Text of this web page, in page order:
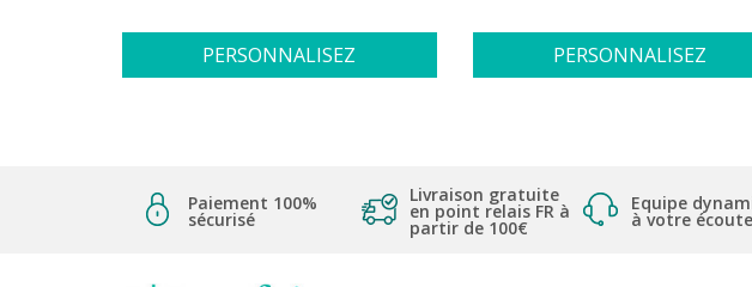
PERSONNALISEZ PERSONNALISEZ
Paiement 100%
sécurisé
Livraison gratuite
en point relais FR à
partir de 100€
Equipe
à votre écoute